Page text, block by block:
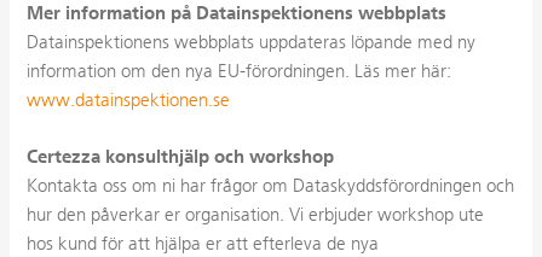
Mer information på Datainspektionens webbplats
Datainspektionens webbplats uppdateras löpande med ny
information om den nya EU-förordningen. Läs mer här:
www.datainspektionen.se
Certezza konsulthjälp och workshop
Kontakta oss om ni har frågor om Dataskyddsförordningen och
hur den påverkar er organisation. Vi erbjuder workshop ute
hos kund för att hjälpa er att efterleva de nya